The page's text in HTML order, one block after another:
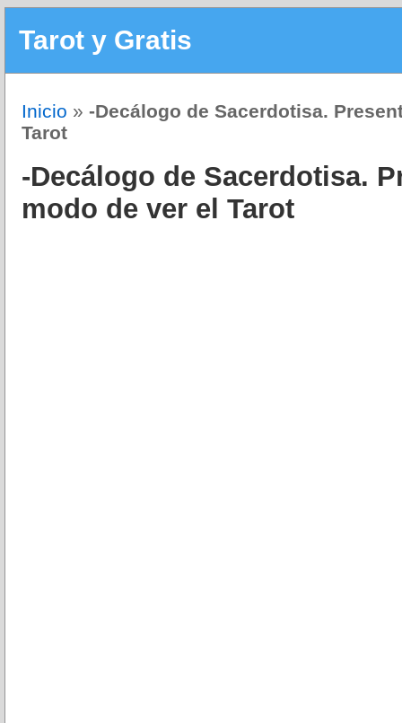
Tarot y Gratis
Inicio » -Decálogo de Sacerdotisa.
Tarot
-Decálogo de Sacerdotisa.
modo de ver el Tarot